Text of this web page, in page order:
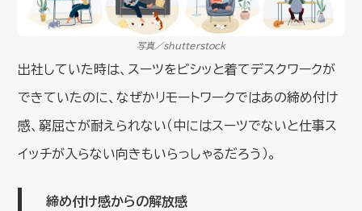
写真／shutterstock
出社していた時は、スーツをビシッと着てデスクワークが
できていたのに、なぜかリモートワークではあの締め付け
感、窮屈さが耐えられない（中にはスーツでないと仕事ス
イッチが入らない向きもいらっしゃるだろう）。
締め付け感からの解放感